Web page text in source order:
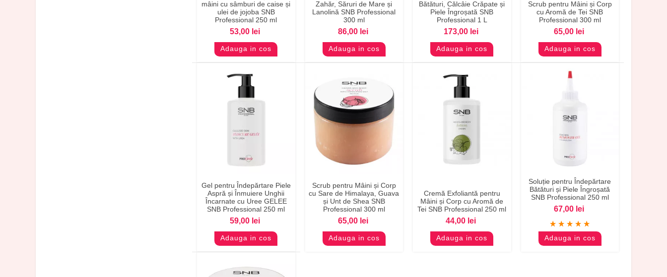
mâini cu sâmburi de caise și
ulei de jojoba SNB
Professional 250 ml
53,00 lei
Adauga in cos
Zahăr, Săruri de Mare și
Lanolină SNB Professional
300 ml
86,00 lei
Adauga in cos
Bătături, Călcâie Crăpate și
Piele Îngroșată SNB
Professional 1 L
173,00 lei
Adauga in cos
Scrub pentru Mâini și Corp
cu Aromă de Tei SNB
Professional 300 ml
65,00 lei
Adauga in cos
Previzualizare
Gel pentru Îndepărtare Piele
Aspră și Înmuiere Unghii
Încarnate cu Uree GELEE
SNB Professional 250 ml
59,00 lei
Adauga in cos
Previzualizare
Scrub pentru Mâini și Corp
cu Sare de Himalaya, Guava
și Unt de Shea SNB
Professional 300 ml
65,00 lei
Adauga in cos
Cremă Exfoliantă pentru
Mâini și Corp cu Aromă de
Tei SNB Professional 250 ml
44,00 lei
Adauga in cos
Previzualizare
Soluție pentru Îndepărtare
Bătături și Piele Îngroșată
SNB Professional 250 ml
67,00 lei
Adauga in cos